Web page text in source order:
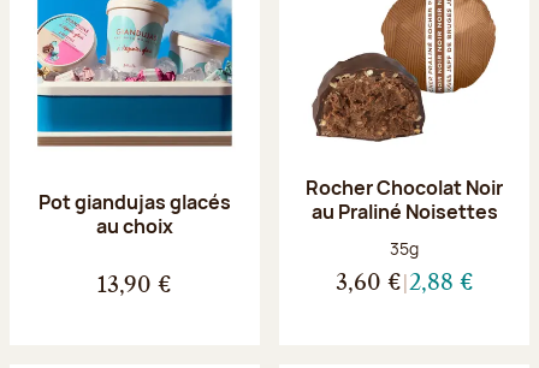
Pot giandujas glacés
au choix
13,90 €
Rocher Chocolat Noir
au Praliné Noisettes
Poids net :
35g
3,60 € 2,88 €